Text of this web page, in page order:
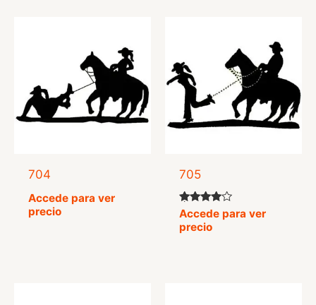
704
Accede para ver
precio
705
Valorado
con
4.75
Accede para ver
precio